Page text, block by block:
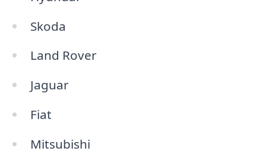
Skoda
Land Rover
Jaguar
Fiat
Mitsubishi